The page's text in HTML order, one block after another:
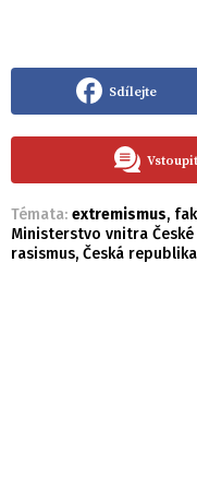
Sdílejte
Témata: extremismus,
Ministerstvo vnitra
rasismus, Česká republika